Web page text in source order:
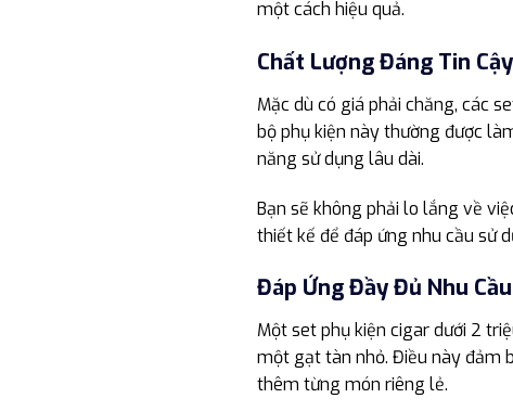
một cách hiệu quả.
Chất Lượng Đáng Tin Cậy
Mặc dù có giá phải chăng, các
bộ phụ kiện này thường được
năng sử dụng lâu dài.
Bạn sẽ không phải lo lắng về
thiết kế để đáp ứng nhu cầu sử
Đáp Ứng Đầy Đủ Nhu
Một set phụ kiện cigar dưới 2
một gạt tàn nhỏ. Điều này đảm
thêm từng món riêng lẻ.